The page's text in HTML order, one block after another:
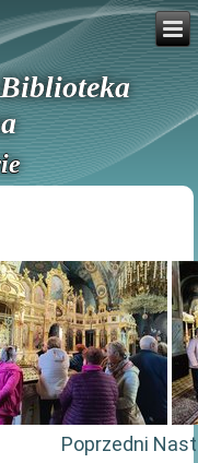
Poprzedni